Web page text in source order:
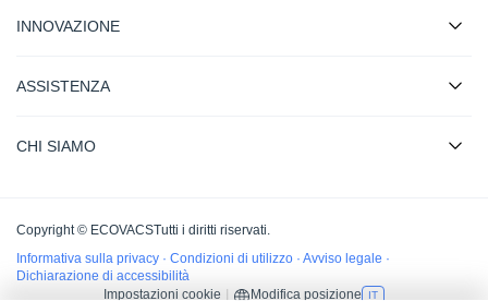
INNOVAZIONE
ASSISTENZA
CHI SIAMO
Copyright © ECOVACSTutti i diritti riservati.
Informativa sulla privacy · Condizioni di utilizzo · Avviso legale ·
Dichiarazione di accessibilità
Impostazioni cookie
Modifica posizione IT